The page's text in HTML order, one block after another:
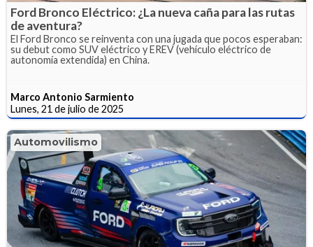
Ford Bronco Eléctrico: ¿La nueva caña para las rutas
de aventura?
El Ford Bronco se reinventa con una jugada que pocos esperaban:
su debut como SUV eléctrico y EREV (vehículo eléctrico de
autonomía extendida) en China.
Marco Antonio Sarmiento
Lunes, 21 de julio de 2025
Automovilismo